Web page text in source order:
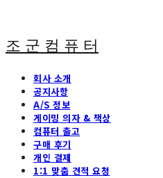
조 군 컴 퓨 터
회사 소개
공지사항
A/S 정보
게이밍 의자 & 책상
컴퓨터 출고
구매 후기
개인 결제
1:1 맞춤 견적 요청